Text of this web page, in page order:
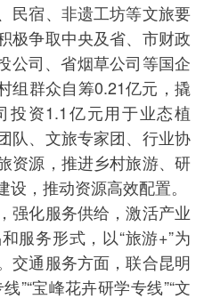
民宿、非遗工坊等文旅要
极争取中央及省、市财政
公司、省烟草公司等国企
组群众自筹0.21亿元，撬
投资1.1亿元用于业态植
队、文旅专家团、行业协
资源，推进乡村旅游、研
，推动资源高效配置。
化服务供给，激活产业
服务形式，以“旅游+”为
交通服务方面，联合昆明
”“宝峰花卉研学专线”“文